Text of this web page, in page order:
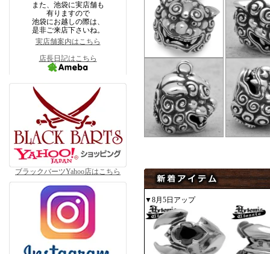
また、池袋に実店舗も
有りますので
池袋にお越しの際は、
是非ご来店下さいね。
実店舗案内はこちら
店長日記はこちら
ブラックバーツYahoo店はこちら
▼8月5日アップ